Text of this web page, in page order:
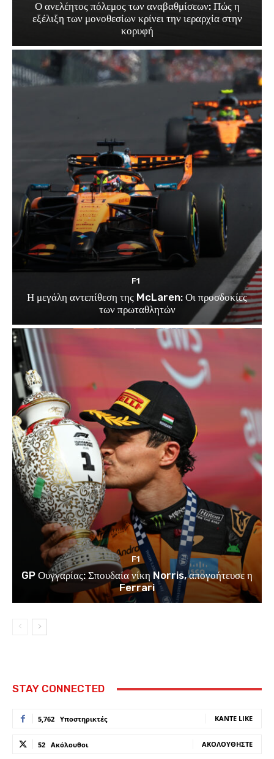
Ο ανελέητος πόλεμος των αναβαθμίσεων: Πώς η
εξέλιξη των μονοθεσίων κρίνει την ιεραρχία στην
κορυφή
F1
Η μεγάλη αντεπίθεση της McLaren: Οι προσδοκίες
των πρωταθλητών
F1
GP Ουγγαρίας: Σπουδαία νίκη Norris, απογοήτευσε η
Ferrari
STAY CONNECTED
5,762 Υποστηρικτές ΚΆΝΤΕ LIKE
52 Ακόλουθοι ΑΚΟΛΟΥΘΉΣΤΕ